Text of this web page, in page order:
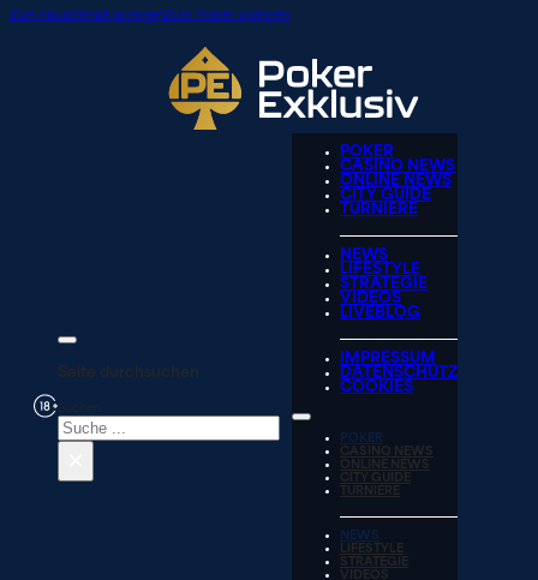
Zum Hauptinhalt springenZum Footer springen
Seite durchsuchen
POKER
CASINO NEWS
ONLINE NEWS
CITY GUIDE
TURNIERE
NEWS
LIFESTYLE
STRATEGIE
VIDEOS
LIVEBLOG
IMPRESSUM
DATENSCHUTZ
COOKIES
POKER
CASINO NEWS
ONLINE NEWS
CITY GUIDE
TURNIERE
NEWS
LIFESTYLE
STRATEGIE
VIDEOS